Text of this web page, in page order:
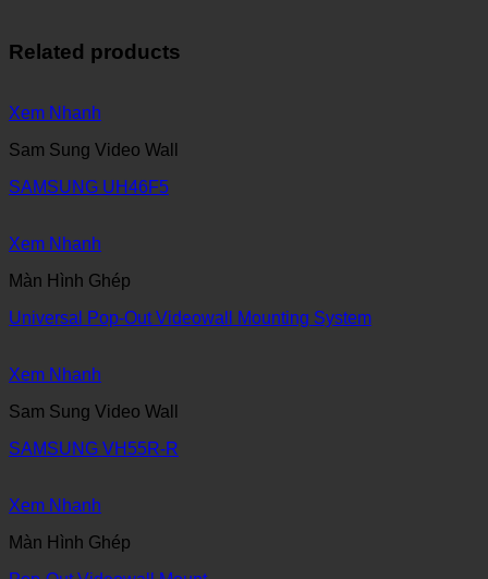
Related products
Xem Nhanh
Sam Sung Video Wall
SAMSUNG UH46F5
Xem Nhanh
Màn Hình Ghép
Universal Pop-Out Videowall Mounting System
Xem Nhanh
Sam Sung Video Wall
SAMSUNG VH55R-R
Xem Nhanh
Màn Hình Ghép